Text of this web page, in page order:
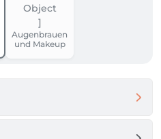
Augenbrauen
und Makeup